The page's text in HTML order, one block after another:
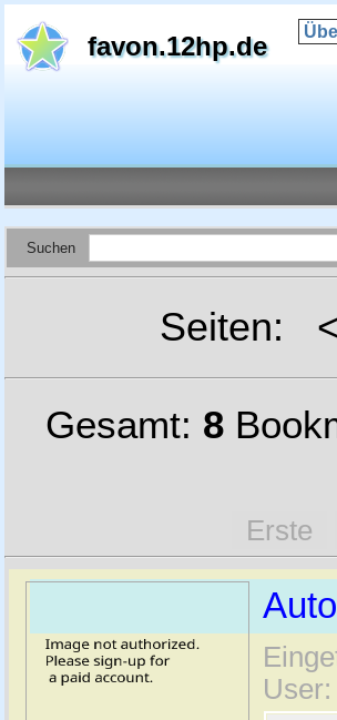
favon.12hp.de
Suchen
Seiten:
Gesamt: 8
Erste
User: